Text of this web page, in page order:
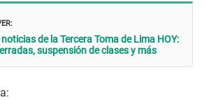
de la Tercera Toma de Lima HOY:
suspensión de clases y más